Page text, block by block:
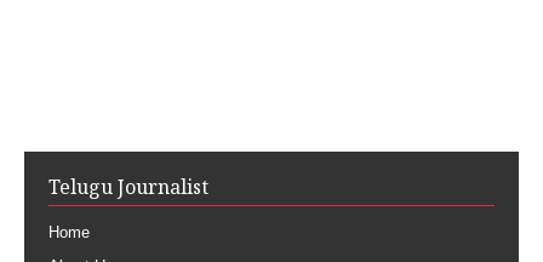
Telugu Journalist
Home